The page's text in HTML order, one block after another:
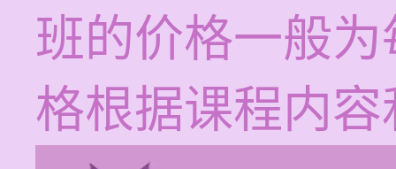
班的价格一般
格根据课程内